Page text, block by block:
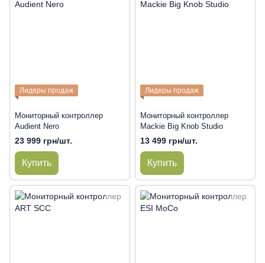
Лидеры продаж
Мониторный контроллер
Audient Nero
23 999 грн/шт.
Купить
Лидеры продаж
Мониторный контроллер
Mackie Big Knob Studio
13 499 грн/шт.
Купить